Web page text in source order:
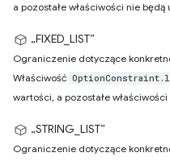
a pozostałe właściwości nie będą
„FIXED_LIST”
Ograniczenie dotyczące
Właściwość
wartości, a pozostałe
„STRING_LIST”
Ograniczenie dotyczące